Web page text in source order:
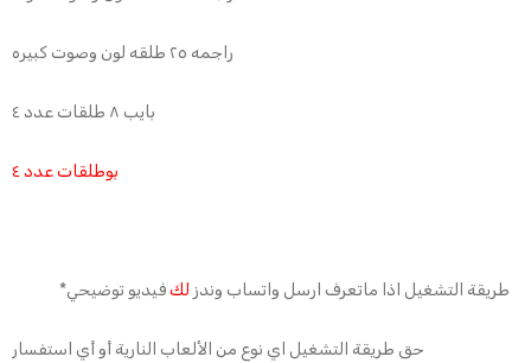
راجمه ٢٥ طلقه لون وصوت كبيره
بايب ٨ طلقات عدد ٤
*طريقة التشغيل اذا ماتعرف ارسل واتساب وندز لكفيديو توضيحي
حق طريقة التشغيل اي نوع من الألعاب النارية أو أي استفسار